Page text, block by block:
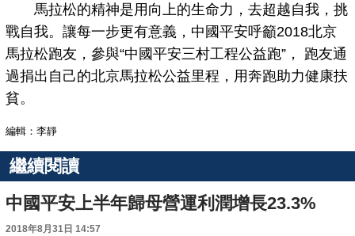
馬拉松的精神是用向上的生命力，去超越自我，挑
戰自我。讓每一步更有意義，中國平安呼籲2018北京
馬拉松跑友，參與“中國平安三村工程公益跑”， 跑友通
過捐出自己的北京馬拉松公益里程，用奔跑助力健康扶
貧。
編輯：李靜
繼續閱讀
中國平安上半年歸母營運利潤增長23.3%
2018年8月31日 14:57